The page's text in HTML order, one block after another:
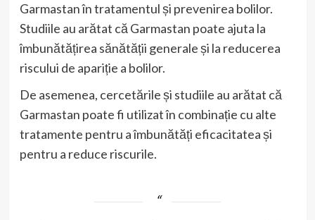
Garmastan în tratamentul și prevenirea bolilor.
Studiile au arătat că Garmastan poate ajuta la
îmbunătățirea sănătății generale și la reducerea
riscului de apariție a bolilor.
De asemenea, cercetările și studiile au arătat că
Garmastan poate fi utilizat în combinație cu alte
tratamente pentru a îmbunătăți eficacitatea și
pentru a reduce riscurile.